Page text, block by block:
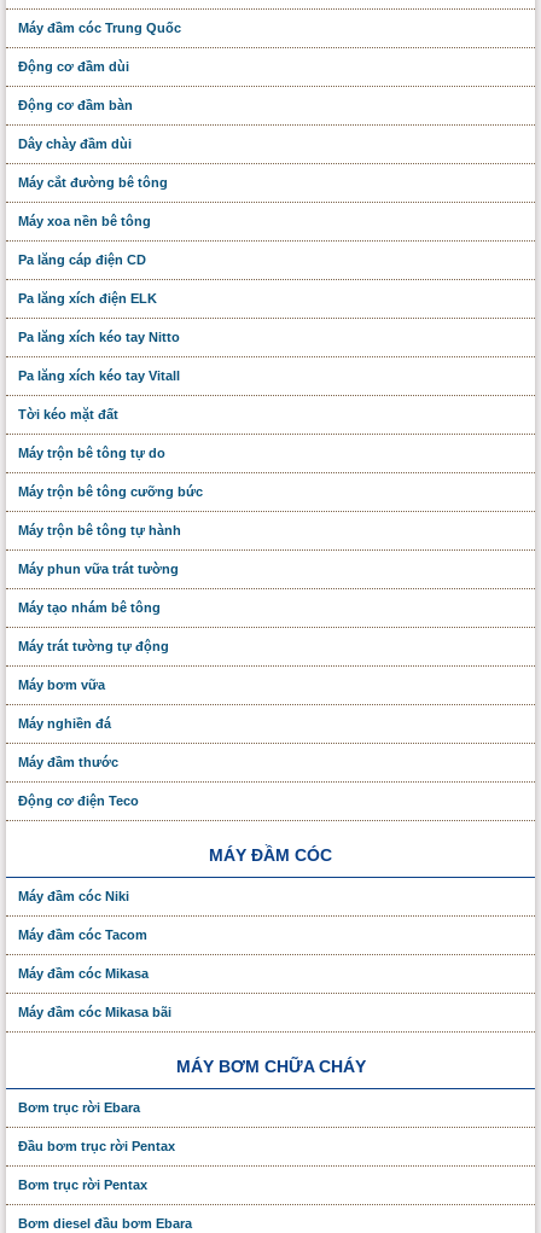
Máy đầm cóc Trung Quốc
Động cơ đầm dùi
Động cơ đầm bàn
Dây chày đầm dùi
Máy cắt đường bê tông
Máy xoa nền bê tông
Pa lăng cáp điện CD
Pa lăng xích điện ELK
Pa lăng xích kéo tay Nitto
Pa lăng xích kéo tay Vitall
Tời kéo mặt đất
Máy trộn bê tông tự do
Máy trộn bê tông cưỡng bức
Máy trộn bê tông tự hành
Máy phun vữa trát tường
Máy tạo nhám bê tông
Máy trát tường tự động
Máy bơm vữa
Máy nghiền đá
Máy đầm thước
Động cơ điện Teco
MÁY ĐẦM CÓC
Máy đầm cóc Niki
Máy đầm cóc Tacom
Máy đầm cóc Mikasa
Máy đầm cóc Mikasa bãi
MÁY BƠM CHỮA CHÁY
Bơm trục rời Ebara
Đầu bơm trục rời Pentax
Bơm trục rời Pentax
Bơm diesel đầu bơm Ebara